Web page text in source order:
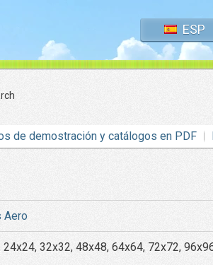
ESP
de demostración y catálogos en PDF
Aero
24x24, 32x32, 48x48, 64x64, 72x72,